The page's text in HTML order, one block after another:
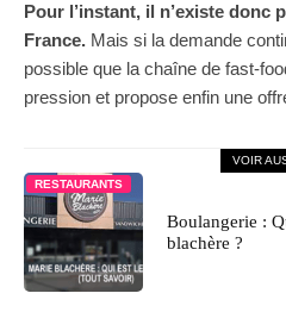
Pour l’instant, il n’existe donc
France. Mais si la demande
possible que la chaîne de fast-
pression et propose enfin une
VOIR
RESTAURANTS
Boulangerie :
blachère ?